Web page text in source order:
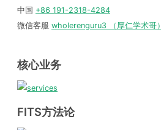
中国 +86 191-2318-4284
微信客服 wholerenguru3 （厚仁学术哥）
核心业务
FITS方法论